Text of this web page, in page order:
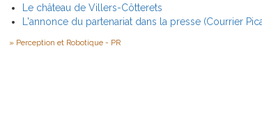
Le château de Villers-Côtterets
L'annonce du partenariat dans la presse (Courrier
Perception et Robotique - PR